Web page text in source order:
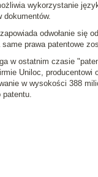
wykorzystanie
dokumentów.
odwołanie się
prawa patentowe
w ostatnim czasie
Uniloc, producentowi
w wysokości 388
patentu.